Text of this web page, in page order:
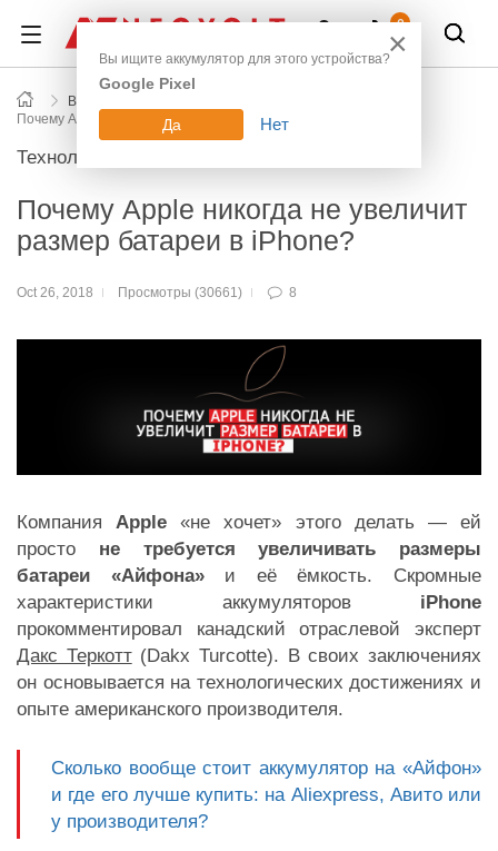
0
Все новости блога
Почему Apple никогда не увеличит размер батареи в iPhone?
Технологии
Почему Apple никогда не увеличит
размер батареи в iPhone?
Oct 26, 2018 Просмотры (30661) 8
КомпанияApple «не хочет» этого делать — ей
просто не требуется увеличивать размеры
батареи «Айфона»и её ёмкость. Скромные
характеристики аккумуляторов iPhone
прокомментировал канадский отраслевой эксперт
Дакс Теркотт(Dakx Turcotte). В своих заключениях
он основывается на технологических достижениях и
опыте американского производителя.
Cколько вообще стоит аккумулятор на «Айфон»
и где его лучше купить: на Aliexpress, Авито или
у производителя?
×
Вы ищите аккумулятор для этого устройства?
Google Pixel
Да Нет